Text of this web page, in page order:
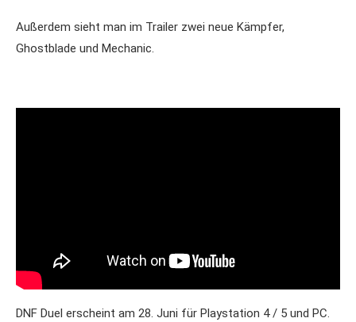
Außerdem sieht man im Trailer zwei neue Kämpfer,
Ghostblade und Mechanic.
DNF Duel erscheint am 28. Juni für Playstation 4 / 5 und PC.